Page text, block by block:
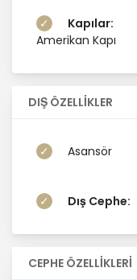
Kapılar:
Amerikan Kapı
DIŞ ÖZELLİKLER
Asansör
Dış Cephe:
CEPHE ÖZELLİKLERİ